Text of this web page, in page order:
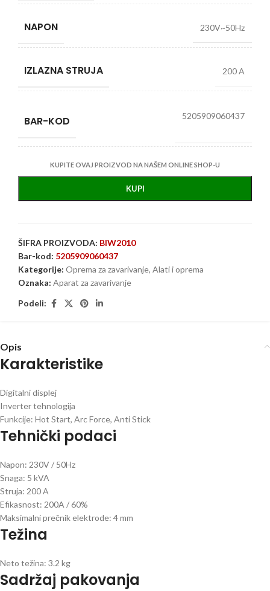
NAPON 230V~50Hz
IZLAZNA STRUJA 200 A
BAR-KOD 5205909060437
KUPITE OVAJ PROIZVOD NA NAŠEM ONLINE SHOP-U
KUPI
ŠIFRA PROIZVODA: BIW2010
Bar-kod: 5205909060437
Kategorije: Oprema za zavarivanje, Alati i oprema
Oznaka: Aparat za zavarivanje
Podeli:
Opis
Karakteristike
Digitalni displej
Inverter tehnologija
Funkcije: Hot Start, Arc Force, Anti Stick
Tehnički podaci
Napon: 230V / 50Hz
Snaga: 5 kVA
Struja: 200 A
Efikasnost: 200A / 60%
Maksimalni prečnik elektrode: 4 mm
Težina
Neto težina: 3.2 kg
Sadržaj pakovanja